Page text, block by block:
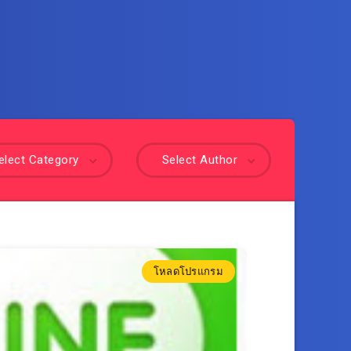
Select Author
Category
โหลดโปรแกรม